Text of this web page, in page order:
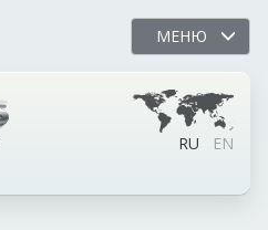
МЕНЮ
RU
EN